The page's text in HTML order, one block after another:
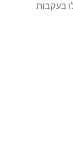
בעקבות